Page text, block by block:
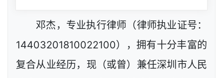
邓杰，专业执行律师（律师执业证号：
14403201810022100），拥有十分丰富的
复合从业经历，现（或曾）兼任深圳市人民